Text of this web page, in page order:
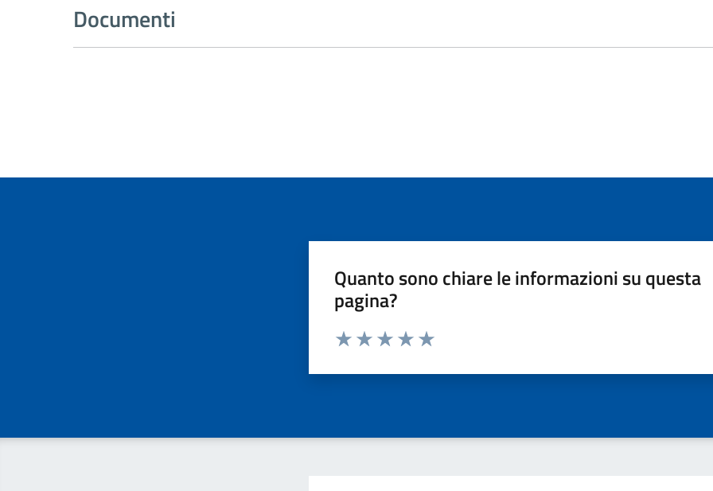
Documenti
Quanto sono chiare le informazioni su questa
pagina?
Valuta da 1 a 5 stelle la pagina